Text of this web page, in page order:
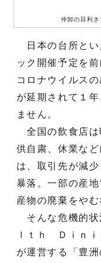
仲卸の目利き
日本の台所とい
ック開催予定を
コロナウイルス
が延期されて１
ません。
全国の飲食店は
供自粛、休業な
は、取引先が減
暴落。一部の産
産物の廃棄をや
そんな危機的状
ｌｔｈ Ｄｉｎｉ
が運営する「豊